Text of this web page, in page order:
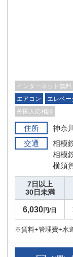
インターネット無料
エアコン
エレベー
外国人応相談
住所
神奈
交通
相模
相模
横須
7日以上
30日未満
6,030円/日
※賃料+管理費+水